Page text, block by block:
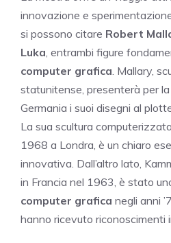
innovazione e
si possono citare Robert
Luka , entrambi figure
computer grafica . Mallary,
statunitense, presenterà per
Germania i suoi disegni al
La sua scultura
1968 a Londra, è un chiaro
innovativa. Dall’altro lato,
in Francia nel 1963, è stato
computer grafica negli anni
hanno ricevuto riconoscimenti